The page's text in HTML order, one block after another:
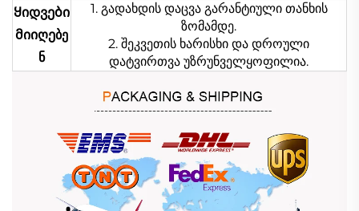
Ყიდვები
მიიღებე
ნ
1. გადახდის დაცვა გარანტიული თანხის
ზომამდე.
2. შეკვეთის ხარისხი და დროული
დატვირთვა უზრუნველყოფილია.